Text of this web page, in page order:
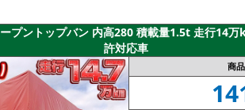
プントップバン 内高280 積載量1.5t 走行14
許対応車
商